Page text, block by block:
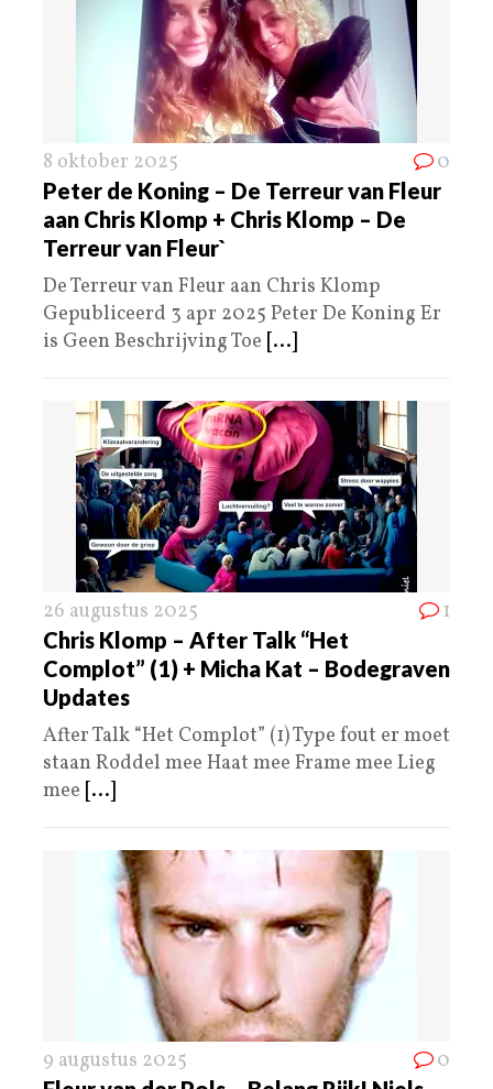
8 oktober 2025 0
Peter de Koning – De Terreur van Fleur
aan Chris Klomp + Chris Klomp – De
Terreur van Fleur`
De Terreur van Fleur aan Chris Klomp
Gepubliceerd 3 apr 2025 Peter De Koning Er
is Geen Beschrijving Toe [...]
26 augustus 2025 1
Chris Klomp – After Talk “Het
Complot” (1) + Micha Kat – Bodegraven
Updates
After Talk “Het Complot” (1) Type fout er moet
staan Roddel mee Haat mee Frame mee Lieg
mee [...]
9 augustus 2025 0